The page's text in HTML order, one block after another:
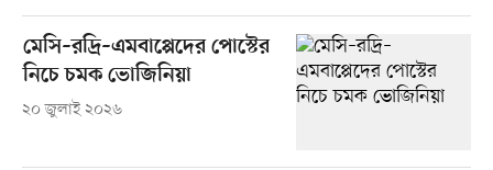
মেসি–রদ্রি–এমবাপ্পেদের পোস্টের
নিচে চমক ভোজিনিয়া
২০ জুলাই ২০২৬